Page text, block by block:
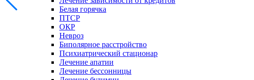
Белая горячка
ПТСР
ОКР
Невроз
Биполярное расстройство
Психиатрический стационар
Лечение апатии
Лечение бессонницы